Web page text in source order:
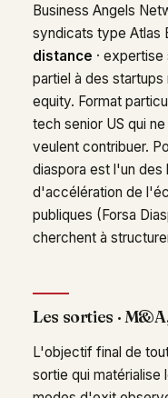
Business Angels
syndicats type Atlas
distance ·
partiel à des startups
equity. Format
tech senior US qui
veulent contribuer.
diaspora est l'un des
d'accélération de
publiques (Forsa
cherchent à
Les sorties ·
L'objectif final de
sortie qui matérialise